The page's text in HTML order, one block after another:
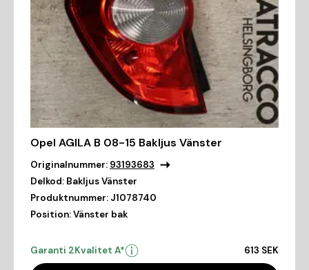
Opel AGILA B 08-15 Bakljus Vänster
Originalnummer: 93193683
Delkod: Bakljus Vänster
Produktnummer: J1078740
Position:Vänster bak
Garanti 2Kvalitet A* 613 SEK